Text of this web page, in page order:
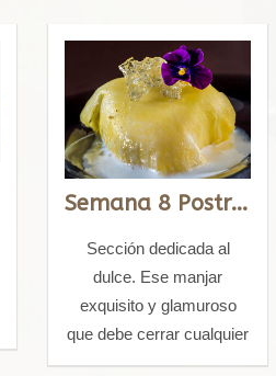
Semana 8 Postres de restaurante
Sección dedicada al
dulce. Ese manjar
exquisito y glamuroso
que debe cerrar cualquier
festín.